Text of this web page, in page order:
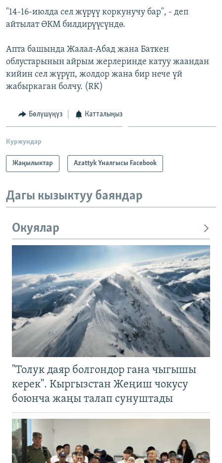
ЫҢГАЙСЫЗ СУРООЛОР
"14-16-июлда сел жүрүү коркунучу бар", - деп
айтылат ӨКМ билдирүүсүндө.
Апта башында Жалал-Абад жана Баткен
облустарынын айрым жерлеринде катуу жаандан
кийин сел жүрүп, жолдор жана бир нече үй
жабыркаган болчу. (RK)
Бөлүшүңүз Катталыңыз
Куржундар
Жаңылыктар Azattyk Үналгысы Facebook
Дагы кызыктуу баяндар
Окуялар
"Толук даяр болгондор гана чыгышы
керек". Кыргызстан Жеңиш чокусу
боюнча жаңы талап сунуштады